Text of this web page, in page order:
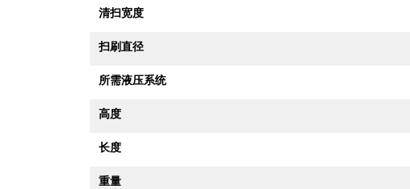
清扫宽度
扫刷直径
所需液压系统
高度
长度
重量